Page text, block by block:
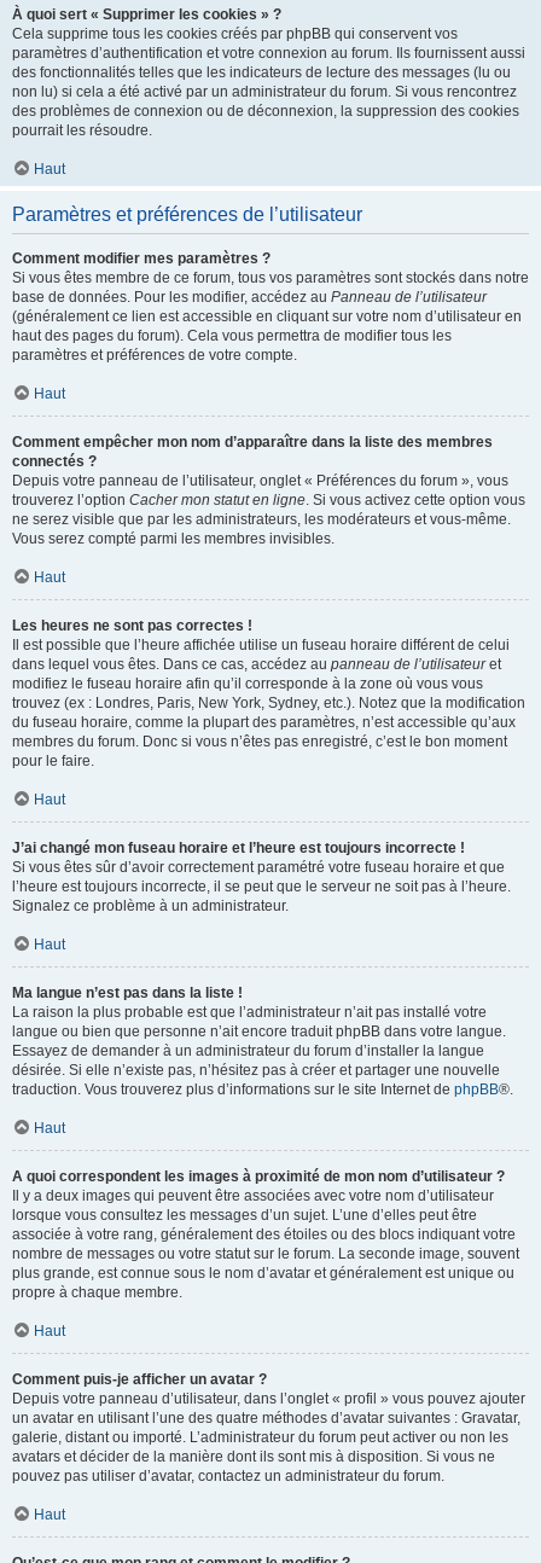
À quoi sert « Supprimer les cookies » ?
Cela supprime tous les cookies créés par phpBB qui conservent vos
paramètres d’authentification et votre connexion au forum. Ils fournissent aussi
des fonctionnalités telles que les indicateurs de lecture des messages (lu ou
non lu) si cela a été activé par un administrateur du forum. Si vous rencontrez
des problèmes de connexion ou de déconnexion, la suppression des cookies
pourrait les résoudre.
Haut
Paramètres et préférences de l’utilisateur
Comment modifier mes paramètres ?
Si vous êtes membre de ce forum, tous vos paramètres sont stockés dans notre
base de données. Pour les modifier, accédez au Panneau de l’utilisateur
(généralement ce lien est accessible en cliquant sur votre nom d’utilisateur en
haut des pages du forum). Cela vous permettra de modifier tous les
paramètres et préférences de votre compte.
Haut
Comment empêcher mon nom d’apparaître dans la liste des membres
connectés ?
Depuis votre panneau de l’utilisateur, onglet « Préférences du forum », vous
trouverez l’option Cacher mon statut en ligne. Si vous activez cette option vous
ne serez visible que par les administrateurs, les modérateurs et vous-même.
Vous serez compté parmi les membres invisibles.
Haut
Les heures ne sont pas correctes !
Il est possible que l’heure affichée utilise un fuseau horaire différent de celui
dans lequel vous êtes. Dans ce cas, accédez au panneau de l’utilisateuret
modifiez le fuseau horaire afin qu’il corresponde à la zone où vous vous
trouvez (ex : Londres, Paris, New York, Sydney, etc.). Notez que la modification
du fuseau horaire, comme la plupart des paramètres, n’est accessible qu’aux
membres du forum. Donc si vous n’êtes pas enregistré, c’est le bon moment
pour le faire.
Haut
J’ai changé mon fuseau horaire et l’heure est toujours incorrecte !
Si vous êtes sûr d’avoir correctement paramétré votre fuseau horaire et que
l’heure est toujours incorrecte, il se peut que le serveur ne soit pas à l’heure.
Signalez ce problème à un administrateur.
Haut
Ma langue n’est pas dans la liste !
La raison la plus probable est que l’administrateur n’ait pas installé votre
langue ou bien que personne n’ait encore traduit phpBB dans votre langue.
Essayez de demander à un administrateur du forum d’installer la langue
désirée. Si elle n’existe pas, n’hésitez pas à créer et partager une nouvelle
traduction. Vous trouverez plus d’informations sur le site Internet de phpBB®.
Haut
A quoi correspondent les images à proximité de mon nom d’utilisateur ?
Il y a deux images qui peuvent être associées avec votre nom d’utilisateur
lorsque vous consultez les messages d’un sujet. L’une d’elles peut être
associée à votre rang, généralement des étoiles ou des blocs indiquant votre
nombre de messages ou votre statut sur le forum. La seconde image, souvent
plus grande, est connue sous le nom d’avatar et généralement est unique ou
propre à chaque membre.
Haut
Comment puis-je afficher un avatar ?
Depuis votre panneau d’utilisateur, dans l’onglet « profil » vous pouvez ajouter
un avatar en utilisant l’une des quatre méthodes d’avatar suivantes : Gravatar,
galerie, distant ou importé. L’administrateur du forum peut activer ou non les
avatars et décider de la manière dont ils sont mis à disposition. Si vous ne
pouvez pas utiliser d’avatar, contactez un administrateur du forum.
Haut